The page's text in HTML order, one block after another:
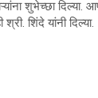
शुभेच्छा दिल्या.
शिंदे यांनी दिल्या.